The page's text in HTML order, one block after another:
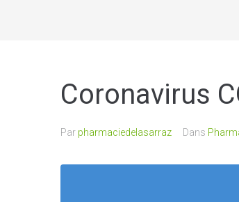
Coronavirus
Par pharmaciedelasarraz Dans